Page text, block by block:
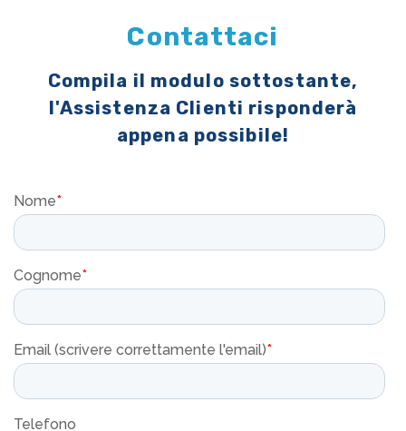
Contattaci
Compila il modulo sottostante,
l'Assistenza Clienti risponderà
appena possibile!